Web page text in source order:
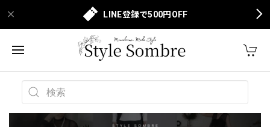
LINE登録で500円OFF